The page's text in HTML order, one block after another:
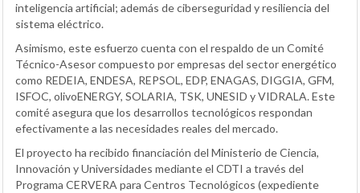
inteligencia artificial; además de ciberseguridad y resiliencia del
sistema eléctrico.
Asimismo, este esfuerzo cuenta con el respaldo de un Comité
Técnico-Asesor compuesto por empresas del sector energético
como REDEIA, ENDESA, REPSOL, EDP, ENAGAS, DIGGIA, GFM,
ISFOC, olivoENERGY, SOLARIA, TSK, UNESID y VIDRALA. Este
comité asegura que los desarrollos tecnológicos respondan
efectivamente a las necesidades reales del mercado.
El proyecto ha recibido financiación del Ministerio de Ciencia,
Innovación y Universidades mediante el CDTI a través del
Programa CERVERA para Centros Tecnológicos (expediente